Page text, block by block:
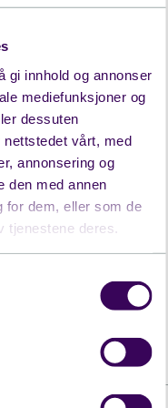
gi innhold og annonser
mediefunksjoner og
dessuten
vårt, med
annonsering og
den med annen
for dem, eller som de
tjenestene deres.
& Marketing
/ +358